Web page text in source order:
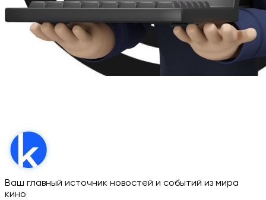
Ваш главный источник новостей и событий из мира
кино